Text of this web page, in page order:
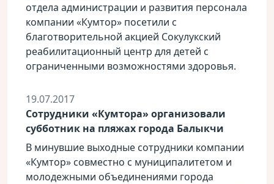
отдела администрации и развития персонала
компании «Кумтор» посетили с
благотворительной акцией Сокулукский
реабилитационный центр для детей с
ограниченными возможностями здоровья.
19.07.2017
Сотрудники «Кумтора» организовали
субботник на пляжах города Балыкчи
В минувшие выходные сотрудники компании
«Кумтор» совместно с муниципалитетом и
молодежными объединениями города